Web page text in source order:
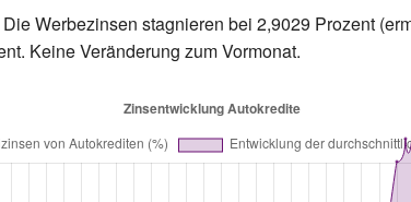
Werbezinsen stagnieren bei 2,9029 Prozent
Keine Veränderung zum Vormonat.